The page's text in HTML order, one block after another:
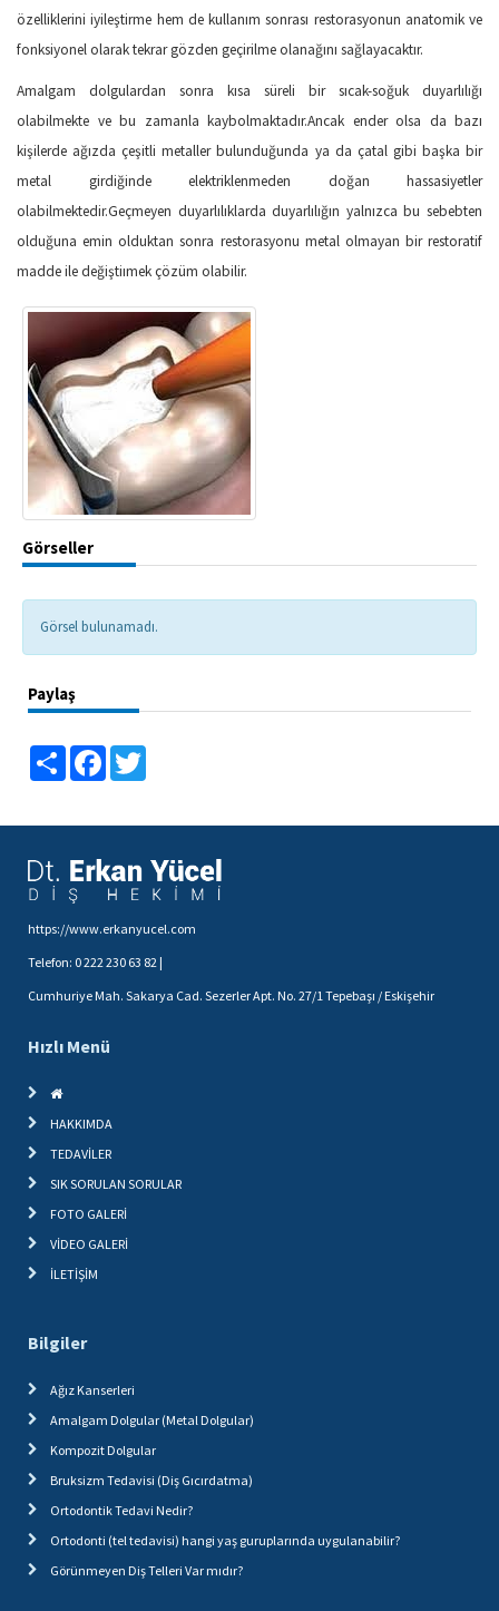
özelliklerini iyileştirme hem de kullanım sonrası restorasyonun anatomik ve
fonksiyonel olarak tekrar gözden geçirilme olanağını sağlayacaktır.
Amalgam dolgulardan sonra kısa süreli bir sıcak-soğuk duyarlılığı
olabilmekte ve bu zamanla kaybolmaktadır.Ancak ender olsa da bazı
kişilerde ağızda çeşitli metaller bulunduğunda ya da çatal gibi başka bir
metal girdiğinde elektriklenmeden doğan hassasiyetler
olabilmektedir.Geçmeyen duyarlılıklarda duyarlılığın yalnızca bu sebebten
olduğuna emin olduktan sonra restorasyonu metal olmayan bir restoratif
madde ile değiştiımek çözüm olabilir.
Görseller
Görsel bulunamadı.
Paylaş
Share Facebook
https://www.erkanyucel.com
Telefon: 0 222 230 63 82 |
Cumhuriye Mah. Sakarya Cad. Sezerler Apt. No. 27/1 Tepebaşı / Eskişehir
Hızlı Menü
HAKKIMDA
TEDAVİLER
SIK SORULAN SORULAR
FOTO GALERİ
VİDEO GALERİ
İLETİŞİM
Bilgiler
Ağız Kanserleri
Amalgam Dolgular (Metal Dolgular)
Kompozit Dolgular
Bruksizm Tedavisi (Diş Gıcırdatma)
Ortodontik Tedavi Nedir?
Ortodonti (tel tedavisi) hangi yaş guruplarında uygulanabilir?
Görünmeyen Diş Telleri Var mıdır?